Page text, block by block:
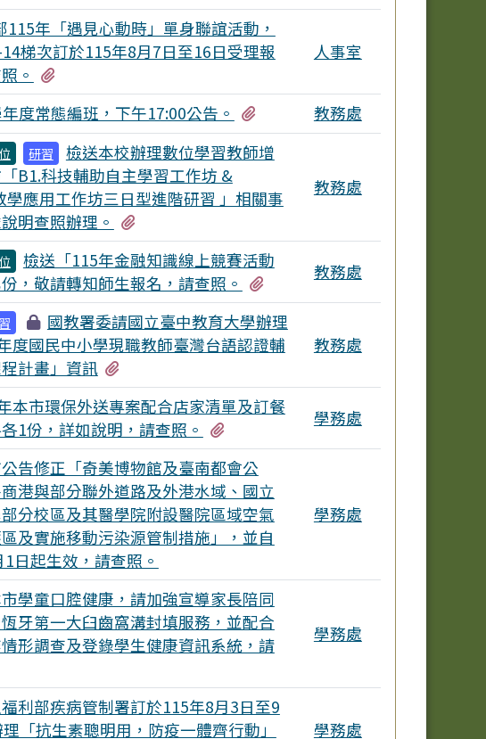
115年「遇見心動時」單身聯誼活動，
梯次訂於115年8月7日至16日受理報
。
人事室
度常態編班，下午17:00公告。 有6個附檔教務處
研習
檢送本校辦理數位學習教師增
B1.科技輔助自主學習工作坊 &
學應用工作坊三日型進階研習 」相關事
明查照辦理。
教務處
檢送「115年金融知識線上競賽活動
，敬請轉知師生報名，請查照。
有1個附檔教務處
國教署委請國立臺中教育大學辦理
度國民中小學現職教師臺灣台語認證輔
計畫」資訊
教務處
本市環保外送專案配合店家清單及訂餐
1份，詳如說明，請查照。
學務處
告修正「奇美博物館及臺南都會公
港與部分聯外道路及外港水域、國立
分校區及其醫學院附設醫院區域空氣
及實施移動污染源管制措施」，並自
日起生效，請查照。
學務處
學童口腔健康，請加強宣導家長陪同
牙第一大臼齒窩溝封填服務，並配合
形調查及登錄學生健康資訊系統，請
學務處
利部疾病管制署訂於115年8月3日至9
「抗生素聰明用，防疫一體齊行動」
學務處